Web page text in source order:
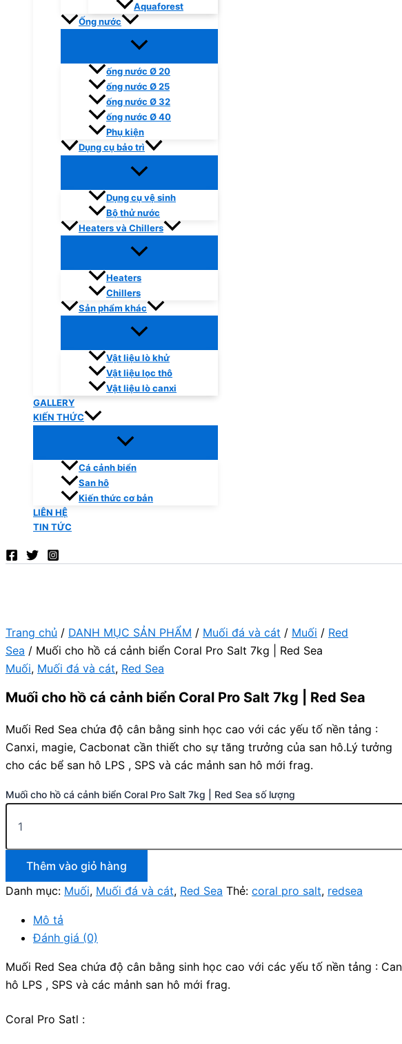
Aquaforest
Ống nước
ống nước Ø 20
ống nước Ø 25
ống nước Ø 32
ống nước Ø 40
Phụ kiện
Dụng cụ bảo trì
Dụng cụ vệ sinh
Bộ thử nước
Heaters và Chillers
Heaters
Chillers
Sản phẩm khác
Vật liệu lò khử
Vật liệu lọc thô
Vật liệu lò canxi
GALLERY
KIẾN THỨC
Cá cảnh biển
San hô
Kiến thức cơ bản
LIÊN HỆ
TIN TỨC
Trang chủ / DANH MỤC SẢN PHẨM / Muối đá và cát / Muối / Red
Sea / Muối cho hồ cá cảnh biển Coral Pro Salt 7kg | Red Sea
Muối, Muối đá và cát, Red Sea
Muối cho hồ cá cảnh biển Coral Pro Salt 7kg | Red Sea
Muối Red Sea chứa độ cân bằng sinh học cao với các yếu tố nền tảng :
Canxi, magie, Cacbonat cần thiết cho sự tăng trưởng của san hô.Lý tưởng
cho các bể san hô LPS , SPS và các mảnh san hô mới frag.
Muối cho hồ cá cảnh biển Coral Pro Salt 7kg | Red Sea số lượng
Thêm vào giỏ hàng
Danh mục: Muối, Muối đá và cát, Red Sea Thẻ: coral pro salt, redsea
Mô tả
Đánh giá (0)
Muối Red Sea chứa độ cân bằng sinh học cao với các yếu tố nền tảng :
hô LPS , SPS và các mảnh san hô mới frag.
​Coral Pro Satl :